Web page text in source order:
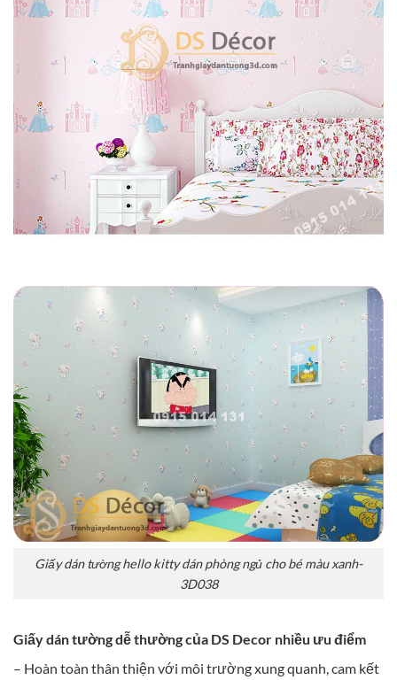
Giấy dán tường hello kitty dán phòng ngủ cho bé màu xanh-
3D038
Giấy dán tường dễ thường của DS Decor nhiều ưu điểm
– Hoàn toàn thân thiện với môi trường xung quanh, cam kết